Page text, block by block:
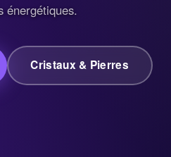
énergétiques.
Cristaux & Pierres